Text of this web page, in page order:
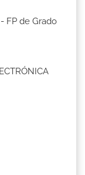
FP de Grado